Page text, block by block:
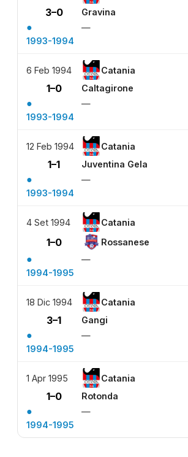
3–0 Gravina
●
—
1993-1994
6 Feb 1994 Catania
1–0 Caltagirone
●
—
1993-1994
12 Feb 1994 Catania
1–1 Juventina Gela
●
—
1993-1994
4 Set 1994 Catania
1–0 Rossanese
●
—
1994-1995
18 Dic 1994 Catania
3–1 Gangi
●
—
1994-1995
1 Apr 1995 Catania
1–0 Rotonda
●
—
1994-1995